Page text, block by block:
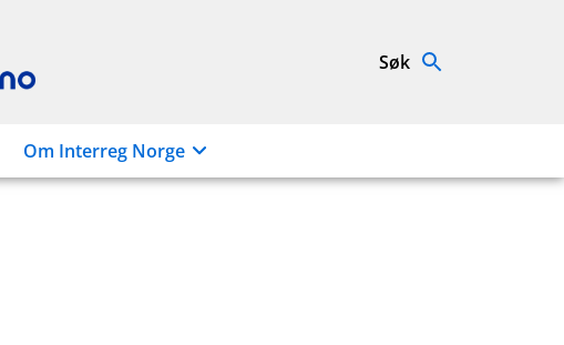
Søk
Om Interreg Norge